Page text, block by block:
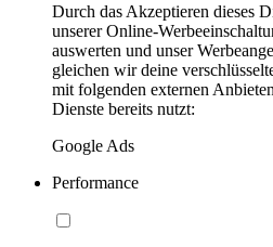
Durch das Akzeptieren dieses
unserer Online-
auswerten und unser
gleichen wir deine
mit folgenden externen
Dienste bereits nutzt:
Google Ads
Performance